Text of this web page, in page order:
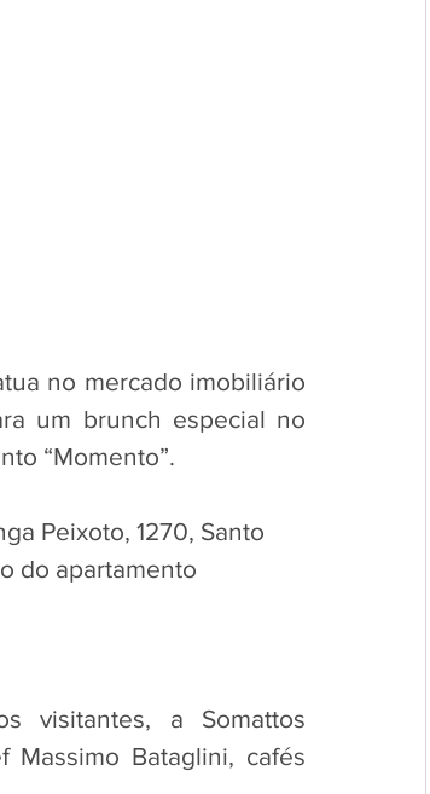
no mercado imobiliário
um brunch especial no
“Momento”.
Peixoto, 1270, Santo
do apartamento
visitantes, a Somattos
Bataglini, cafés